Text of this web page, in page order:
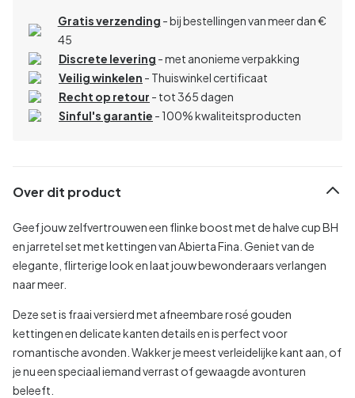
Gratis verzending - bij bestellingen van meer dan €
45
Discrete levering - met anonieme verpakking
Veilig winkelen - Thuiswinkel certificaat
Recht op retour - tot 365 dagen
Sinful's garantie - 100% kwaliteitsproducten
Over dit product
Geef jouw zelfvertrouwen een flinke boost met de halve cup BH
en jarretel set met kettingen van Abierta Fina. Geniet van de
elegante, flirterige look en laat jouw bewonderaars verlangen
naar meer.
Deze set is fraai versierd met afneembare rosé gouden
kettingen en delicate kanten details en is perfect voor
romantische avonden. Wakker je meest verleidelijke kant aan, of
je nu een speciaal iemand verrast of gewaagde avonturen
beleeft.